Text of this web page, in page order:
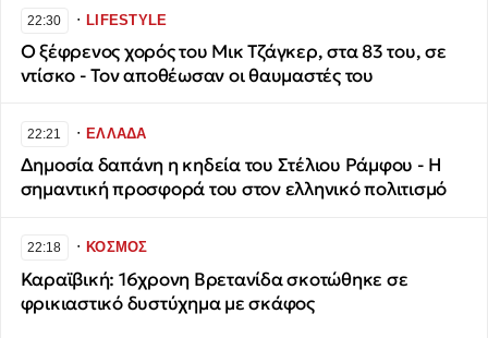
22:30 ∙LIFESTYLE
Ο ξέφρενος χορός του Μικ Τζάγκερ, στα 83 του, σε
ντίσκο - Τον αποθέωσαν οι θαυμαστές του
22:21 ∙ΕΛΛΑΔΑ
Δημοσία δαπάνη η κηδεία του Στέλιου Ράμφου - Η
σημαντική προσφορά του στον ελληνικό πολιτισμό
22:18 ∙ΚΟΣΜΟΣ
Καραϊβική: 16χρονη Βρετανίδα σκοτώθηκε σε
φρικιαστικό δυστύχημα με σκάφος